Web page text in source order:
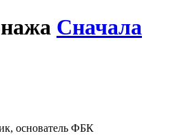
Сначала
основатель ФБК